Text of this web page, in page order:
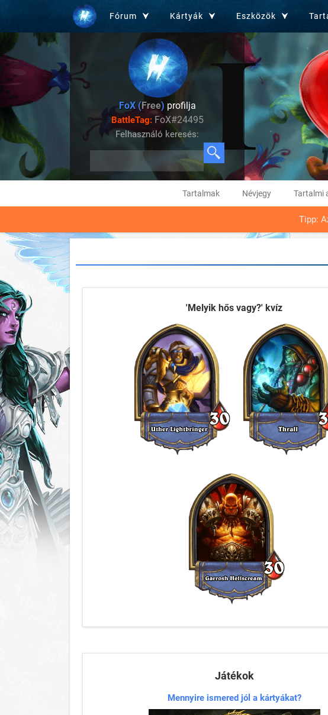
Fórum Kártyák Eszközök
FoX (Free) profilja
BattleTag:FoX#24495
Felhasználó keresés:
Tartalmak Névjegy Tartalmi
Tipp:
'Melyik hős vagy?' kvíz
Játékok
Mennyire ismered jól a kártyákat?